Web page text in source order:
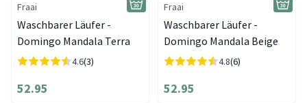
Fraai
Waschbarer Läufer -
Domingo Mandala Terra
4.6(3)
52.95
Fraai
Waschbarer Läufer -
Domingo Mandala Beige
4.8(6)
52.95